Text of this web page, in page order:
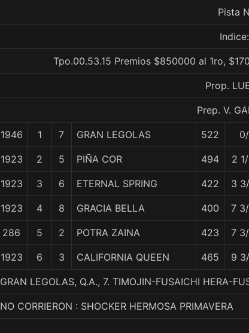
Pista
Tpo.00.53.15 Premios $850000 al 1ro,
Prop.
Prep. V.
1946 1 7 GRAN LEGOLAS 522
1923 2 5 PIÑA COR 494 2
1923 3 6 ETERNAL SPRING 422 3
1923 4 8 GRACIA BELLA 400 7
286 5 2 POTRA ZAINA 423 7
1923 6 3 CALIFORNIA QUEEN 465 9
GRAN LEGOLAS, Q.A., 7. TIMOJIN-FUSAICHI HERA-
NO CORRIERON : SHOCKER HERMOSA PRIMAVERA